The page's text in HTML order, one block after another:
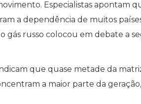
Especialistas apontam
a dependência de muitos
gás russo colocou em debate a
que quase metade da
a maior parte da